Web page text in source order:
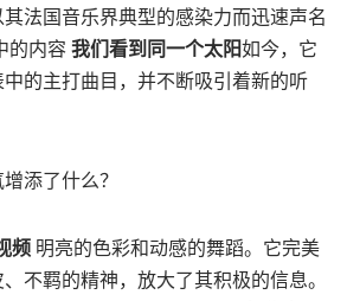
法国音乐界典型的感染力而迅速声名
的内容 我们看到同一个太阳如今，它
的主打曲目，并不断吸引着新的听
添了什么？
频 明亮的色彩和动感的舞蹈。它完美
不羁的精神，放大了其积极的信息。